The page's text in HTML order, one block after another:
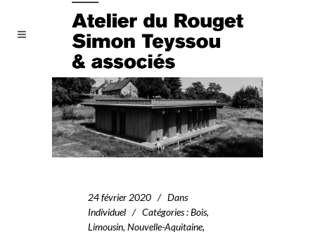
24 février 2020
Dans
Individuel
Catégories:Bois,
Limousin, Nouvelle-Aquitaine,